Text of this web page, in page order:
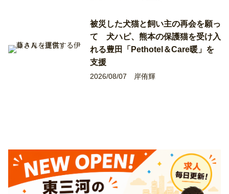
被災した犬猫と飼い主の再会を願っ
て 犬ハピ、熊本の保護猫を受け入
れる豊田「Pethotel＆Care暖」を
支援
2026/08/07 岸侑輝